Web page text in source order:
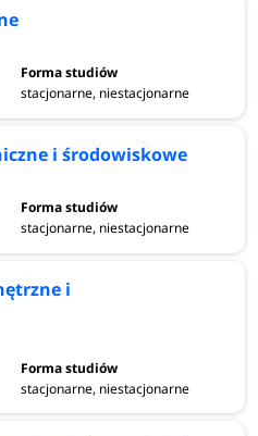
stacjonarne, niestacjonarne
i środowiskowe
stacjonarne, niestacjonarne
i
stacjonarne, niestacjonarne